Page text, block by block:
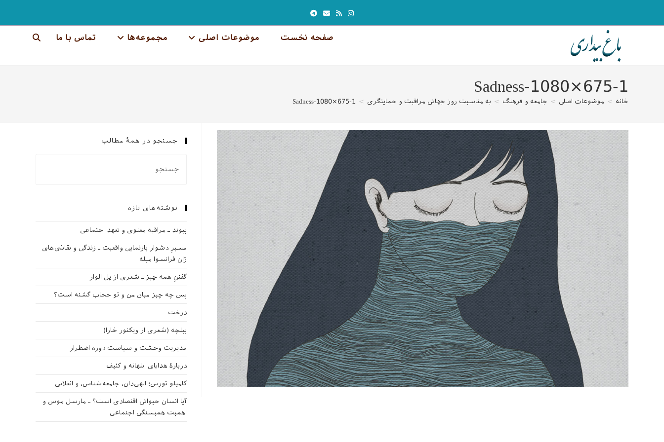
صفحه نخست موضوعات اصلی مجموعه‌ها تماس با ما جستجوی
Sadness-1080×675-1
خانه > موضوعات اصلی > جامعه و فرهنگ > به مناسبت روز جهانی مراقبت و حمایتگری >
Sadness-1080×675-1
جستجو در همهٔ مطالب
نوشته‌های تازه
پیوند ـ مراقبه‌ معنوی و تعهد اجتماعی
مسیرِ دشوار بازنمایی واقعیت ـ زندگی و نقاشی‌های
ژان فرانسوا میله
گفتنِ همه چیز ـ شعری از پل الوار
پس چه چیز میان من و تو حجاب گشته است؟
درخت
بیلچه (شعری از ویکتور خارا)
مدیریت وحشت و سیاست دوره اضطرار
دربارهٔ هدایای ابلهانه و کثیف
کامیلو تورِس؛ الهی‌دان، جامعه‌شناس، و انقلابی
آیا انسان حیوانی اقتصادی است؟ ـ مارسل موس و
اهمیت همبستگی اجتماعی